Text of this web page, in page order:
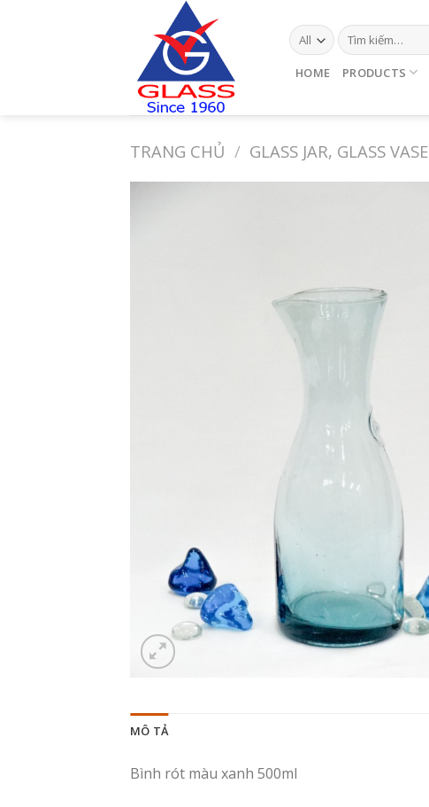
HOME PRODUCTS
TRANG CHỦ / GLASS JAR, GLASS VASE
MÔ TẢ
Bình rót màu xanh 500ml